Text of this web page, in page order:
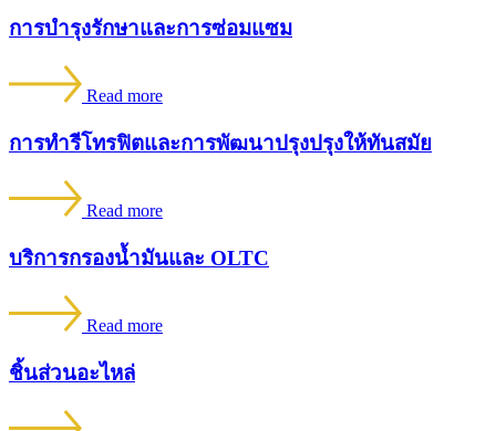
การบำรุงรักษาและการซ่อมแซม
Read more
การทำรีโทรฟิตและการพัฒนาปรุงปรุงให้ทันสมัย
Read more
บริการกรองน้ำมันและ OLTC
Read more
ชิ้นส่วนอะไหล่